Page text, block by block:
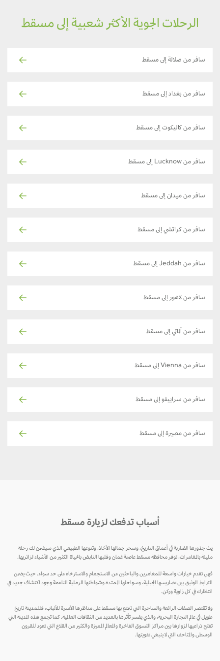
الرحلات الجوية الأكثر شعبية إلى مسقط
سافر من صلالة إلى مسقط
سافر من بغداد إلى مسقط
سافر من كاليكوت إلى مسقط
سافر من Lucknow إلى مسقط
سافر من ميدان إلى مسقط
سافر من كراتشي إلى مسقط
سافر من Jeddah إلى مسقط
سافر من لاهور إلى مسقط
سافر من ألماتي إلى مسقط
سافر من Vienna إلى مسقط
سافر من سراييفو إلى مسقط
سافر من مصيرة إلى مسقط
أسباب تدفعك لزيارة مسقط
يث جذورها الضاربة في أعماق التاريخ، وسحر جمالها الأخاذ، وتنوعها الطبيعي الذي سيضمن لك رحلة
مليئة بالمغامرات، توفر محافظة مسقط عاصمة عُمان وقلبها النابض بالحياة الكثير من الأشياء لزائريها.
فهي تقدم خيارات واسعة للمغامرين والباحثين عن الاستجمام والاسترخاء على حد سواء. حيث يضمن
الترابط الوثيق بين تضاريسها الجبلية، وسواحلها الممتدة وشواطئها الرملية الناعمة وجود اكتشاف جديد في
انتظارك في كل زاوية وركن.
ولا تقتصر الصفات الرائعة والساحرة التي تتمتع بها مسقط على مناظرها الآسرة للألباب، فللمدينة تاريخ
طويل في عالم التجارة البحرية، والذي يفسر تأثرها بالعديد من الثقافات العالمية. كما تجمع هذه المدينة التي
تفتح ذراعيها لزوارها بين مراكز التسوق الفاخرة والمعالم المميزة والكثير من القلاع التي تعود للقرون
الوسطى والمتاحف التي لا ينبغي تفويتها.